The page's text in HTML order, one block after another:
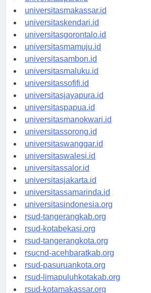
universitaspalu.id
universitasmakassar.id
universitaskendari.id
universitasgorontalo.id
universitasmamuju.id
universitasambon.id
universitasmaluku.id
universitassofifi.id
universitasjayapura.id
universitaspapua.id
universitasmanokwari.id
universitassorong.id
universitaswanggar.id
universitaswalesi.id
universitassalor.id
universitasjakarta.id
universitassamarinda.id
universitasindonesia.org
rsud-tangerangkab.org
rsud-kotabekasi.org
rsud-tangerangkota.org
rsucnd-acehbaratkab.org
rsud-pasuruankota.org
rsud-limapuluhkotakab.org